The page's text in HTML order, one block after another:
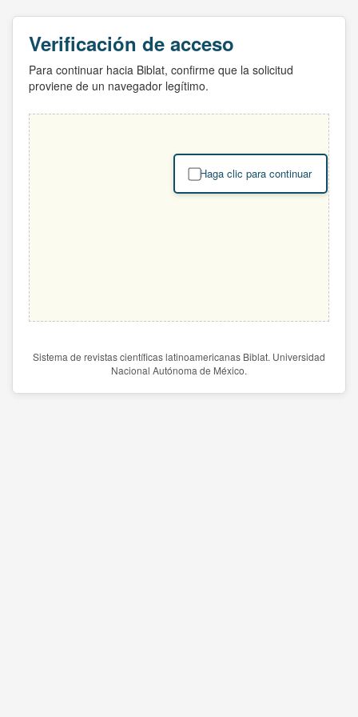
Verificación de acceso
Para continuar hacia Biblat, confirme que la solicitud
proviene de un navegador legítimo.
Haga clic para continuar
Sistema de revistas científicas latinoamericanas Biblat. Universidad
Nacional Autónoma de México.